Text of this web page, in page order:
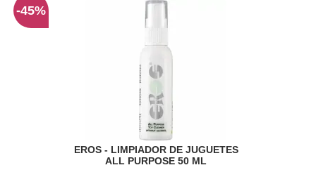
EROS - LIMPIADOR DE JUGUETES
ALL PURPOSE 50 ML
-45%